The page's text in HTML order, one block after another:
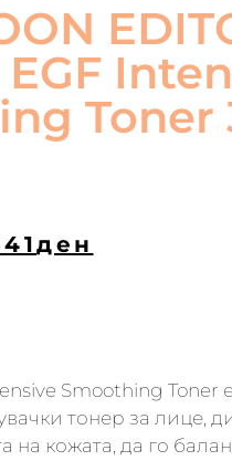
Toner
ден
Smoothing Toner
тонер за лице,
на кожата, да го